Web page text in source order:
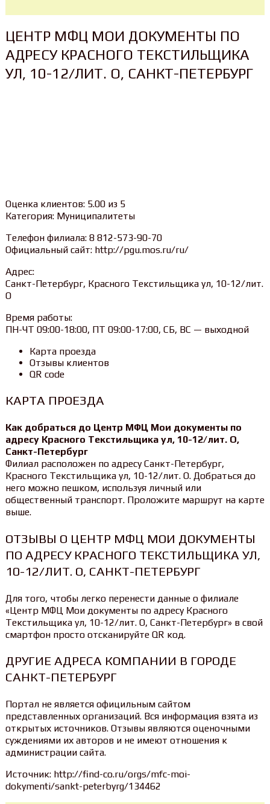
ЦЕНТР МФЦ МОИ ДОКУМЕНТЫ ПО
АДРЕСУ КРАСНОГО ТЕКСТИЛЬЩИКА
УЛ, 10-12/ЛИТ. О, САНКТ-ПЕТЕРБУРГ
Оценка клиентов: 5.00 из 5
Категория: Муниципалитеты
Телефон филиала: 8 812-573-90-70
Официальный сайт: http://pgu.mos.ru/ru/
Адрес:
Санкт-Петербург, Красного Текстильщика ул, 10-12/лит.
О
Время работы:
ПН-ЧТ 09:00-18:00, ПТ 09:00-17:00, СБ, ВС — выходной
Карта проезда
Отзывы клиентов
QR code
КАРТА ПРОЕЗДА
Как добраться до Центр МФЦ Мои документы по
адресу Красного Текстильщика ул, 10-12/лит. О,
Санкт-Петербург
Филиал расположен по адресу Санкт-Петербург,
Красного Текстильщика ул, 10-12/лит. О. Добраться до
него можно пешком, используя личный или
общественный транспорт. Проложите маршрут на карте
выше.
ОТЗЫВЫ О ЦЕНТР МФЦ МОИ ДОКУМЕНТЫ
ПО АДРЕСУ КРАСНОГО ТЕКСТИЛЬЩИКА УЛ,
10-12/ЛИТ. О, САНКТ-ПЕТЕРБУРГ
Для того, чтобы легко перенести данные о филиале
«Центр МФЦ Мои документы по адресу Красного
Текстильщика ул, 10-12/лит. О, Санкт-Петербург» в свой
смартфон просто отсканируйте QR код.
ДРУГИЕ АДРЕСА КОМПАНИИ В ГОРОДЕ
САНКТ-ПЕТЕРБУРГ
Портал не является официльным сайтом
представленных организаций. Вся информация взята из
открытых источников. Отзывы являются оценочными
суждениями их авторов и не имеют отношения к
администрации сайта.
Источник: http://find-co.ru/orgs/mfc-moi-
dokymenti/sankt-peterbyrg/134462